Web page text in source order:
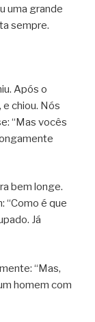
uma grande
sempre.
Após o
e chiou. Nós
“Mas vocês
bem longe.
“Como é que
Já
“Mas,
homem com